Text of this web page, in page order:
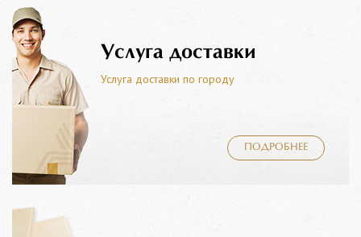
Услуга доставки
Услуга доставки по городу
ПОДРОБНЕЕ